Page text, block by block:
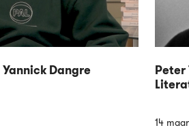
Dangre
14
Peter